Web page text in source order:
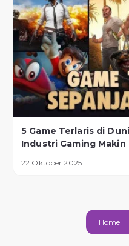
5 Game Terlaris di
Industri Gaming
22 Oktober 2025
Home